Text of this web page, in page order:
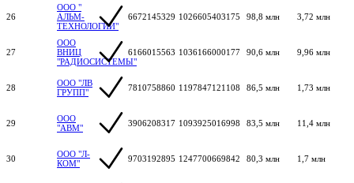
26
ООО "
АЛЬМ-
ТЕХНОЛОГИИ"
6672145329 1026605403175 98,8 млн 3,72 млн
27
ООО
ВНИЦ
"РАДИОСИСТЕМЫ"
6166015563 1036166000177 90,6 млн 9,96 млн
28
ООО "ЛВ
ГРУПП"
7810758860 1197847121108 86,5 млн 1,73 млн
29
ООО
"АВМ"
3906208317 1093925016998 83,5 млн 11,4 млн
30
ООО "Л-
КОМ"
9703192895 1247700669842 80,3 млн 1,7 млн